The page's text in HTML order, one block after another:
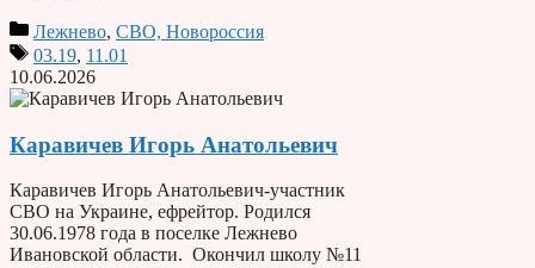
Лежнево, СВО, Новороссия
03.19, 11.01
10.06.2026
Каравичев Игорь Анатольевич
Каравичев Игорь Анатольевич-участник
СВО на Украине, ефрейтор. Родился
30.06.1978 года в поселке Лежнево
Ивановской области. Окончил школу №11